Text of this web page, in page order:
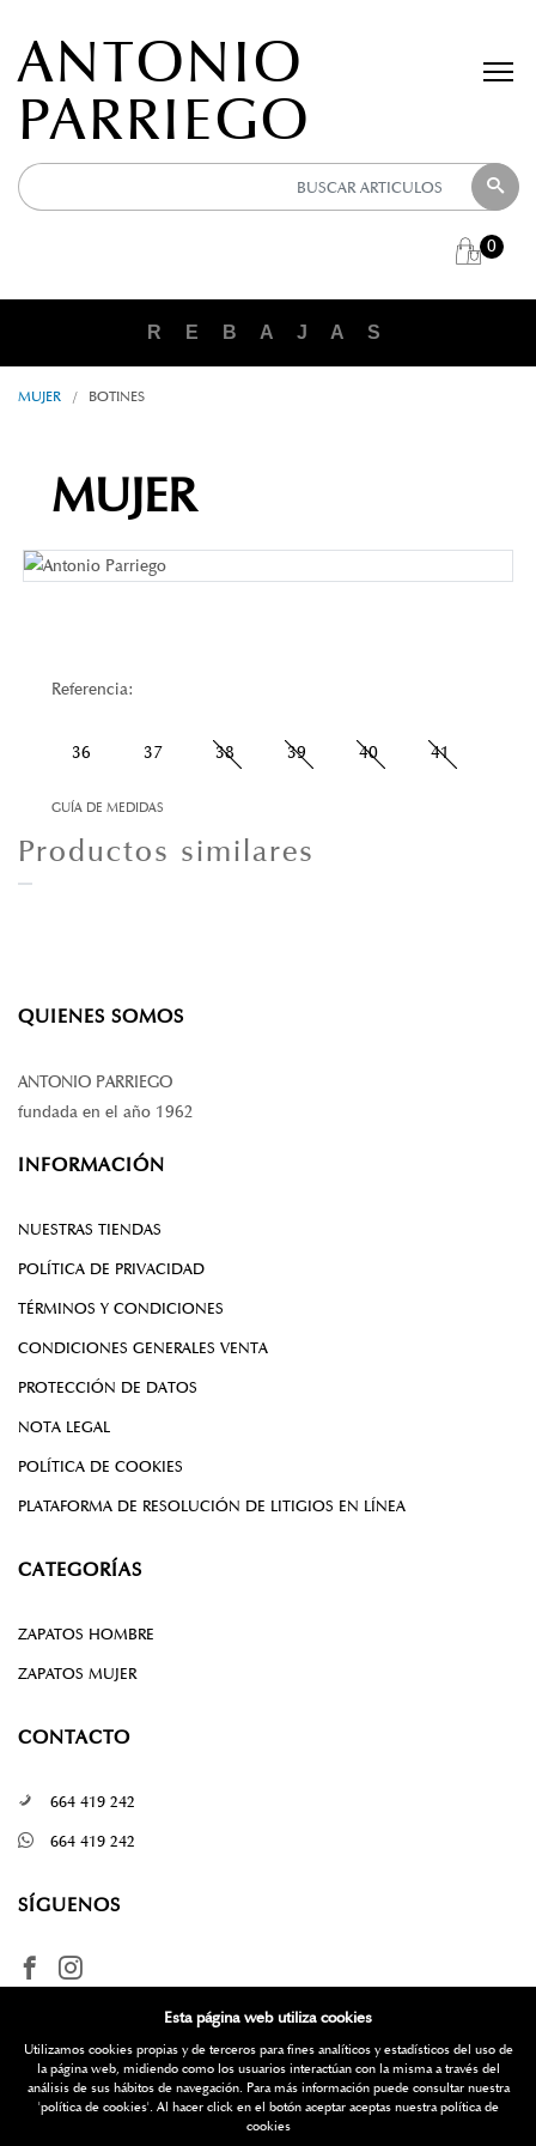
ANTONIO
PARRIEGO
0
R E B A J A S
MUJER / BOTINES
MUJER
Referencia:
36 37 38 39 40 41
GUÍA DE MEDIDAS
Productos similares
QUIENES SOMOS
ANTONIO PARRIEGO
fundada en el año 1962
INFORMACIÓN
NUESTRAS TIENDAS
POLÍTICA DE PRIVACIDAD
TÉRMINOS Y CONDICIONES
CONDICIONES GENERALES VENTA
PROTECCIÓN DE DATOS
NOTA LEGAL
POLÍTICA DE COOKIES
PLATAFORMA DE RESOLUCIÓN DE LITIGIOS EN LÍNEA
CATEGORÍAS
ZAPATOS HOMBRE
ZAPATOS MUJER
CONTACTO
664 419 242
664 419 242
SÍGUENOS
¿Quieres más información? Escríbenos
Esta página web utiliza cookies
Utilizamos cookies propias y de terceros para fines analíticos y estadísticos del uso de
la página web, midiendo como los usuarios interactúan con la misma a través del
análisis de sus hábitos de navegación. Para más información puede consultar nuestra
'política de cookies'. Al hacer click en el botón aceptar aceptas nuestra política de
cookies